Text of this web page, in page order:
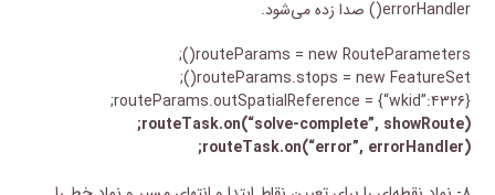
errorHandler() صدا زده می‌شود.
routeParams = new RouteParameters();
routeParams.stops = new FeatureSet();
routeParams.outSpatialReference = {“wkid”:۴۳۲۶};
routeTask.on(“solve-complete”, showRoute);
routeTask.on(“error”, errorHandler);